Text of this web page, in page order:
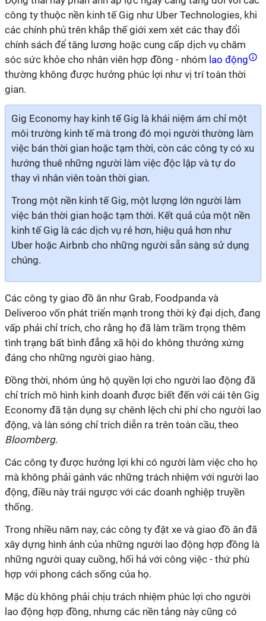
công ty thuộc nền kinh tế Gig như Uber Technologies, khi
các chính phủ trên khắp thế giới xem xét các thay đổi
chính sách để tăng lương hoặc cung cấp dịch vụ chăm
sóc sức khỏe cho nhân viên hợp đồng - nhóm lao động
thường không được hưởng phúc lợi như vị trí toàn thời
gian.
Gig Economy hay kinh tế Gig là khái niệm ám chỉ một
môi trường kinh tế mà trong đó mọi người thường làm
việc bán thời gian hoặc tạm thời, còn các công ty có xu
hướng thuê những người làm việc độc lập và tự do
thay vì nhân viên toàn thời gian.
Trong một nền kinh tế Gig, một lượng lớn người làm
việc bán thời gian hoặc tạm thời. Kết quả của một nền
kinh tế Gig là các dịch vụ rẻ hơn, hiệu quả hơn như
Uber hoặc Airbnb cho những người sẵn sàng sử dụng
chúng.
Các công ty giao đồ ăn như Grab, Foodpanda và
Deliveroo vốn phát triển mạnh trong thời kỳ đại dịch, đang
vấp phải chỉ trích, cho rằng họ đã làm trầm trọng thêm
tình trạng bất bình đẳng xã hội do không thưởng xứng
đáng cho những người giao hàng.
Đồng thời, nhóm ủng hộ quyền lợi cho người lao động đã
chỉ trích mô hình kinh doanh được biết đến với cái tên Gig
Economy đã tận dụng sự chênh lệch chi phí cho người lao
động, và làn sóng chỉ trích diễn ra trên toàn cầu, theo
Bloomberg.
Các công ty được hưởng lợi khi có người làm việc cho họ
mà không phải gánh vác những trách nhiệm với người lao
động, điều này trái ngược với các doanh nghiệp truyền
thống.
Trong nhiều năm nay, các công ty đặt xe và giao đồ ăn đã
xây dựng hình ảnh của những người lao động hợp đồng là
những người quay cuồng, hối hả với công việc - thứ phù
hợp với phong cách sống của họ.
Mặc dù không phải chịu trách nhiệm phúc lợi cho người
lao động hợp đồng, nhưng các nền tảng này cũng có